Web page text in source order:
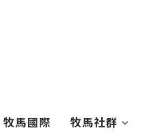
牧馬國際 牧馬社群